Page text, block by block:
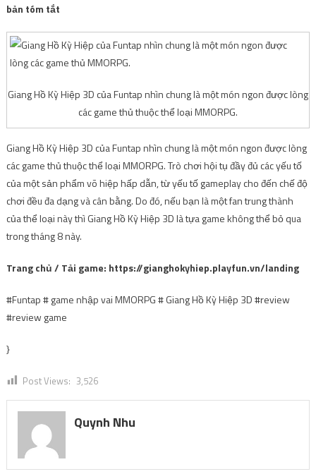
bản tóm tắt
Giang Hồ Kỳ Hiệp 3D của Funtap nhìn chung là một món ngon được lòng
các game thủ thuộc thể loại MMORPG.
Giang Hồ Kỳ Hiệp 3D của Funtap nhìn chung là một món ngon được lòng
các game thủ thuộc thể loại MMORPG. Trò chơi hội tụ đầy đủ các yếu tố
của một sản phẩm võ hiệp hấp dẫn, từ yếu tố gameplay cho đến chế độ
chơi đều đa dạng và cân bằng. Do đó, nếu bạn là một fan trung thành
của thể loại này thì Giang Hồ Kỳ Hiệp 3D là tựa game không thể bỏ qua
trong tháng 8 này.
Trang chủ / Tải game: https://gianghokyhiep.playfun.vn/landing
#Funtap # game nhập vai MMORPG # Giang Hồ Kỳ Hiệp 3D #review
#review game
}
Post Views: 3,526
Quynh Nhu